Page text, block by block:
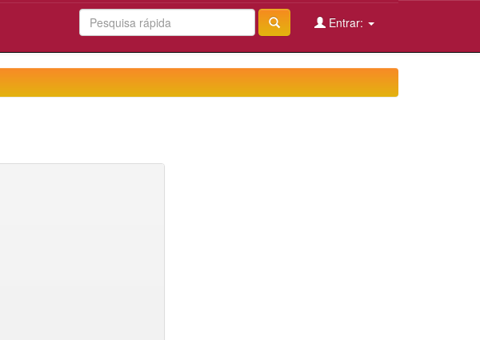
Entrar: